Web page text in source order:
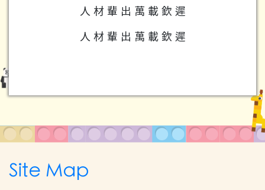
人 材 輩 出 萬 載 欽 遲
人 材 輩 出 萬 載 欽 遲
Site Map